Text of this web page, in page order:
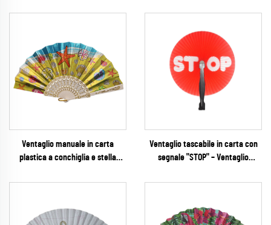
Ventaglio manuale in carta
plastica a conchiglia e stella
Elegante souvenir costiero con
Ventaglio tascabile in carta con
segnale "STOP" – Ventaglio
visibilità per campagne sulla
dell'ordine